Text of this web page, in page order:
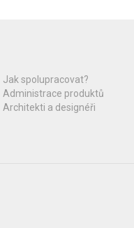
Jak spolupracovat?
Administrace produktů
Architekti a designéři